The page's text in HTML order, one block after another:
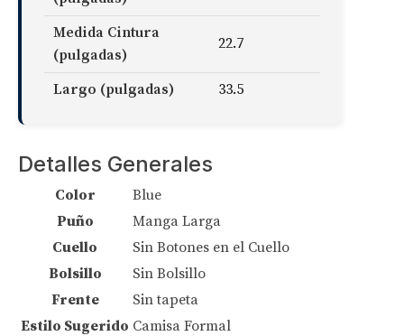
Medida Cintura
(pulgadas)
22.7
Largo (pulgadas) 33.5
Detalles Generales
Color
Blue
Puño
Manga Larga
Cuello
Sin Botones en el Cuello
Bolsillo
Sin Bolsillo
Frente
Sin tapeta
Estilo Sugerido Camisa Formal